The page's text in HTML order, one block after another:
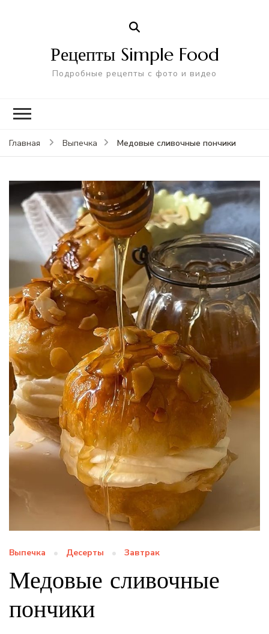
Рецепты Simple Food
Подробные рецепты с фото и видео
Главная Выпечка Медовые сливочные пончики
Выпечка Десерты Завтрак
Медовые сливочные
пончики